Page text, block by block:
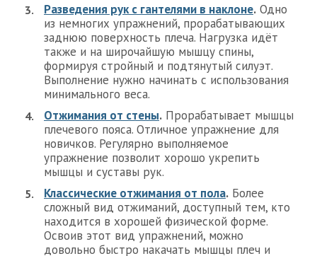
Разведения рук с гантелями в наклоне. Одно
из немногих упражнений, прорабатывающих
заднюю поверхность плеча. Нагрузка идёт
также и на широчайшую мышцу спины,
формируя стройный и подтянутый силуэт.
Выполнение нужно начинать с использования
минимального веса.
Отжимания от стены. Прорабатывает мышцы
плечевого пояса. Отличное упражнение для
новичков. Регулярно выполняемое
упражнение позволит хорошо укрепить
мышцы и суставы рук.
Классические отжимания от пола. Более
сложный вид отжиманий, доступный тем, кто
находится в хорошей физической форме.
Освоив этот вид упражнений, можно
довольно быстро накачать мышцы плеч и